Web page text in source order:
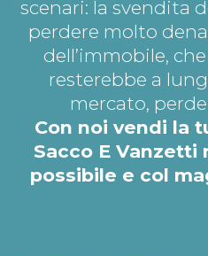
scenari: la svendita
perdere molto
dell’immobile,
resterebbe a
mercato,
Con noi vendi la
Sacco E
possibile e col